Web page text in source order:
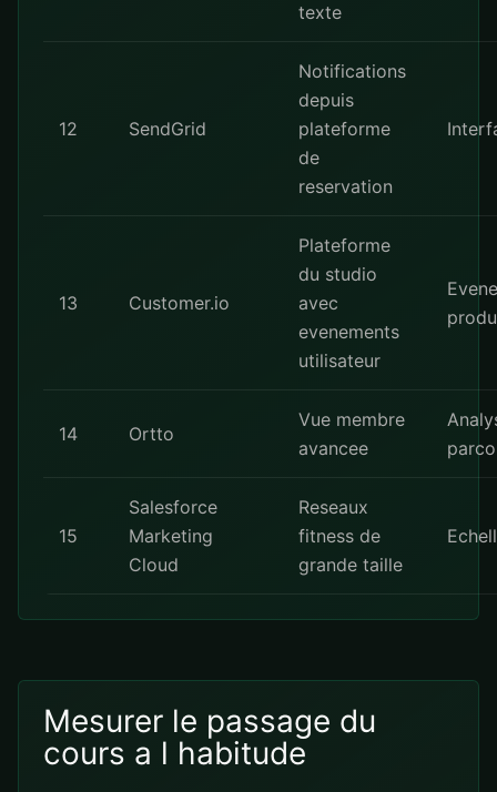
texte
12 SendGrid
Notifications
depuis
plateforme
de
reservation
13 Customer.io
Plateforme
du studio
avec
evenements
utilisateur
14 Ortto
Vue membre
avancee
15
Salesforce
Marketing
Cloud
Reseaux
fitness de
grande taille
Mesurer le passage du
cours a l habitude